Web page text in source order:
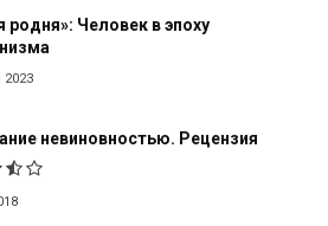
родня»: Человек в эпоху
2023
невиновностью. Рецензия